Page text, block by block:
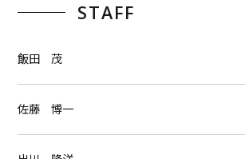
STAFF
飯田 茂
佐藤 博一